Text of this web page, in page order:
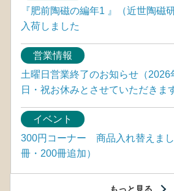
『肥前陶磁の編年1 』（近世陶磁
入荷しました
営業情報
土曜日営業終了のお知らせ（2026
日・祝お休みとさせていただきま
イベント
300円コーナー 商品入れ替えま
冊・200冊追加）